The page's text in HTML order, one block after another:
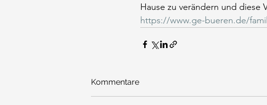
Hause zu verändern und diese
https://www.ge-bueren.de/
Kommentare